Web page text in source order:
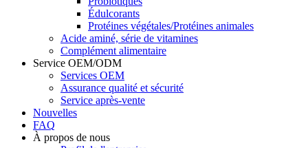
Édulcorants
Protéines végétales/Protéines animales
Acide aminé, série de vitamines
Complément alimentaire
Service OEM/ODM
Services OEM
Assurance qualité et sécurité
Service après-vente
Nouvelles
FAQ
À propos de nous